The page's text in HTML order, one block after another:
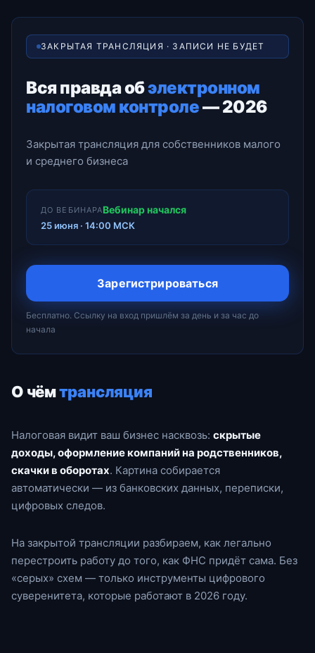
ЗАКРЫТАЯ ТРАНСЛЯЦИЯ · ЗАПИСИ НЕ БУДЕТ
Вся правда обэлектронном
налоговом контроле— 2026
Закрытая трансляция для собственников малого
и среднего бизнеса
ДО ВЕБИНАРАВебинар начался
25 июня · 14:00 МСК
Зарегистрироваться
Бесплатно. Ссылку на вход пришлём за день и за час до
начала
О чёмтрансляция
Налоговая видит ваш бизнес насквозь: скрытые
доходы, оформление компаний на родственников,
скачки в оборотах. Картина собирается
автоматически — из банковских данных, переписки,
цифровых следов.
На закрытой трансляции разбираем, как легально
перестроить работу до того, как ФНС придёт сама. Без
«серых» схем — только инструменты цифрового
суверенитета, которые работают в 2026 году.